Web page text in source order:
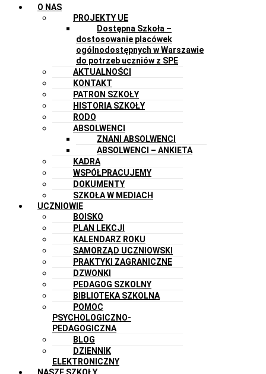
O NAS
PROJEKTY UE
Dostępna Szkoła –
dostosowanie placówek
ogólnodostępnych w Warszawie
do potrzeb uczniów z SPE
AKTUALNOŚCI
KONTAKT
PATRON SZKOŁY
HISTORIA SZKOŁY
RODO
ABSOLWENCI
ZNANI ABSOLWENCI
ABSOLWENCI – ANKIETA
KADRA
WSPÓŁPRACUJEMY
DOKUMENTY
SZKOŁA W MEDIACH
UCZNIOWIE
BOISKO
PLAN LEKCJI
KALENDARZ ROKU
SAMORZĄD UCZNIOWSKI
PRAKTYKI ZAGRANICZNE
DZWONKI
PEDAGOG SZKOLNY
BIBLIOTEKA SZKOLNA
POMOC
PSYCHOLOGICZNO-
PEDAGOGICZNA
BLOG
DZIENNIK
ELEKTRONICZNY
NASZE SZKOŁY